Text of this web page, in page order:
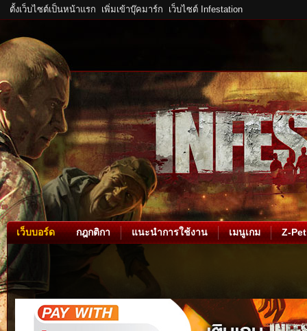
ตั้งเว็บไซต์เป็นหน้าแรก เพิ่มเข้าบุ๊คมาร์ก เว็บไซต์ Infestation
เว็บบอร์ด กฎกติกา แนะนำการใช้งาน เมนูเกม Z-Pet